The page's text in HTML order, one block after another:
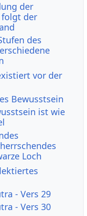
der
folgt der
des
vor der
Bewusstsein
ist wie
Loch
- Vers 29
- Vers 30